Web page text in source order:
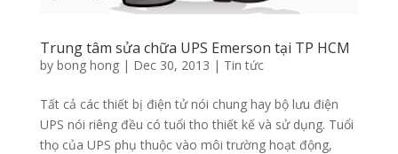
Trung tâm sửa chữa UPS Emerson tại TP HCM
by bong hong| Dec 30, 2013 | Tin tức
Tất cả các thiết bị điện tử nói chung hay bộ lưu điện
UPS nói riêng đều có tuổi tho thiết kế và sử dụng. Tuổi
thọ của UPS phụ thuộc vào môi trường hoạt động,